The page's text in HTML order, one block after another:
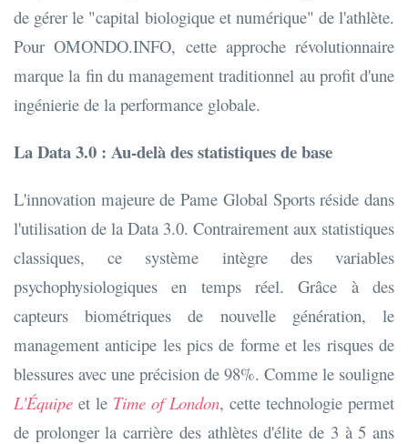
de gérer le "capital biologique et numérique" de l'athlète.
Pour OMONDO.INFO, cette approche révolutionnaire
marque la fin du management traditionnel au profit d'une
ingénierie de la performance globale.
La Data 3.0 : Au-delà des statistiques de base
L'innovation majeure de Pame Global Sports réside dans
l'utilisation de la Data 3.0. Contrairement aux statistiques
classiques, ce système intègre des variables
psychophysiologiques en temps réel. Grâce à des
capteurs biométriques de nouvelle génération, le
management anticipe les pics de forme et les risques de
blessures avec une précision de 98%. Comme le souligne
L'Équipe et le Time of London, cette technologie permet
de prolonger la carrière des athlètes d'élite de 3 à 5 ans